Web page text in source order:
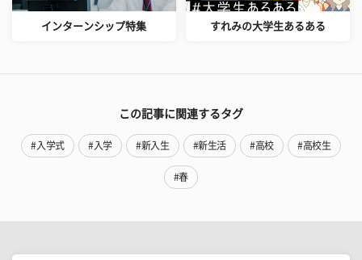
インターンシップ特集 すれみの大学生あるある
この記事に関連するタグ
#入学式 #入学 #新入生 #新生活 #高校 #高校生
#春